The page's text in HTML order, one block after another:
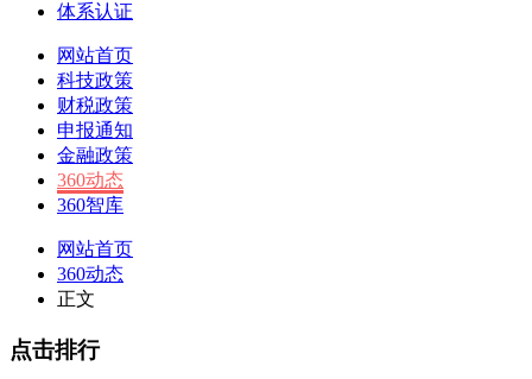
体系认证
网站首页
科技政策
财税政策
申报通知
金融政策
360动态
360智库
网站首页
360动态
正文
点击排行